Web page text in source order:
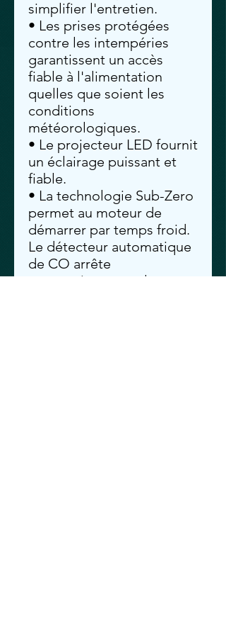
simplifier l'entretien.
• Les prises protégées
contre les intempéries
garantissent un accès
fiable à l'alimentation
quelles que soient les
conditions
météorologiques.
• Le projecteur LED fournit
un éclairage puissant et
fiable.
• La technologie Sub-Zero
permet au moteur de
démarrer par temps froid.
Le détecteur automatique
de CO arrête
automatiquement le